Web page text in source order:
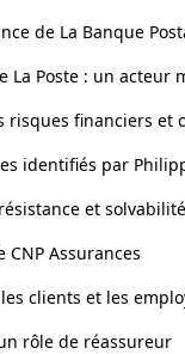
de La Banque
La Poste : un acteur
risques financiers et
identifiés par
et solvabilité
CNP Assurances
clients et les
rôle de réassureur